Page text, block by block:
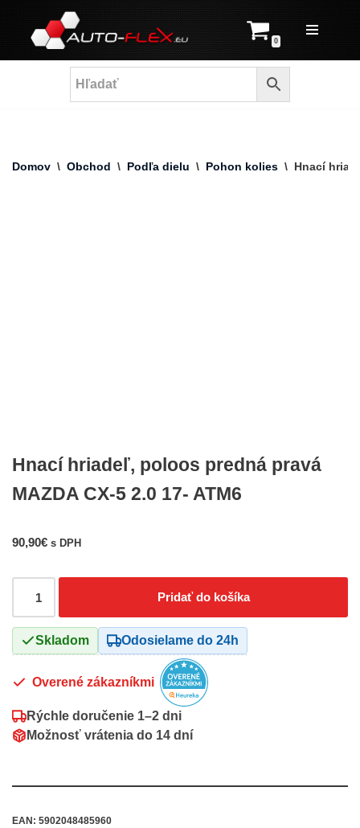
Prejsť
na
0
Domov \ Obchod \ Podľa dielu \ Pohon kolies \ Hnací
Hnací hriadeľ, poloos predná pravá
MAZDA CX-5 2.0 17- ATM6
90,90€ s DPH
Pridať do košíka
Skladom Odosielame do 24h
Overené zákazníkmi
Rýchle doručenie 1–2 dni
Možnosť vrátenia do 14 dní
EAN: 5902048485960